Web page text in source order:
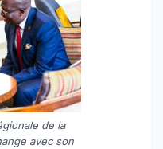
de la
avec son